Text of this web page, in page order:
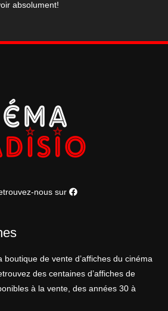
absolument!
nous sur
boutique de vente d’affiches du cinéma
des centaines d’affiches de
à la vente, des années 30 à